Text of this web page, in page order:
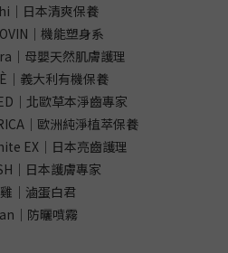
｜日本清爽保養
｜機能塑身系
｜母嬰天然肌膚護理
｜義大利有機保養
｜北歐草本淨齒專家
｜歐洲純淨植萃保養
EX｜日本亮齒護理
｜日本護膚專家
｜滷蛋白君
｜防曬噴霧